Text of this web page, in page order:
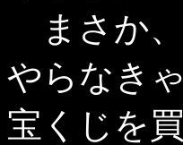
まさか、
やらなき
宝くじを